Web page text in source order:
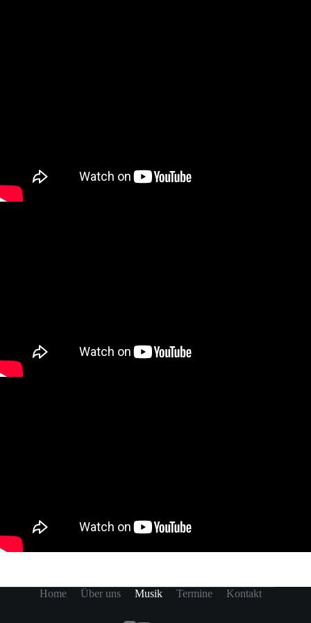
Home Über uns Musik Termine Kontakt